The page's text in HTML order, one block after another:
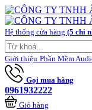
Hệ thống cửa hàng (5 chi
Giới thiệu Phần Mềm
Gọi mua hàng
0961932222
Giỏ hàng